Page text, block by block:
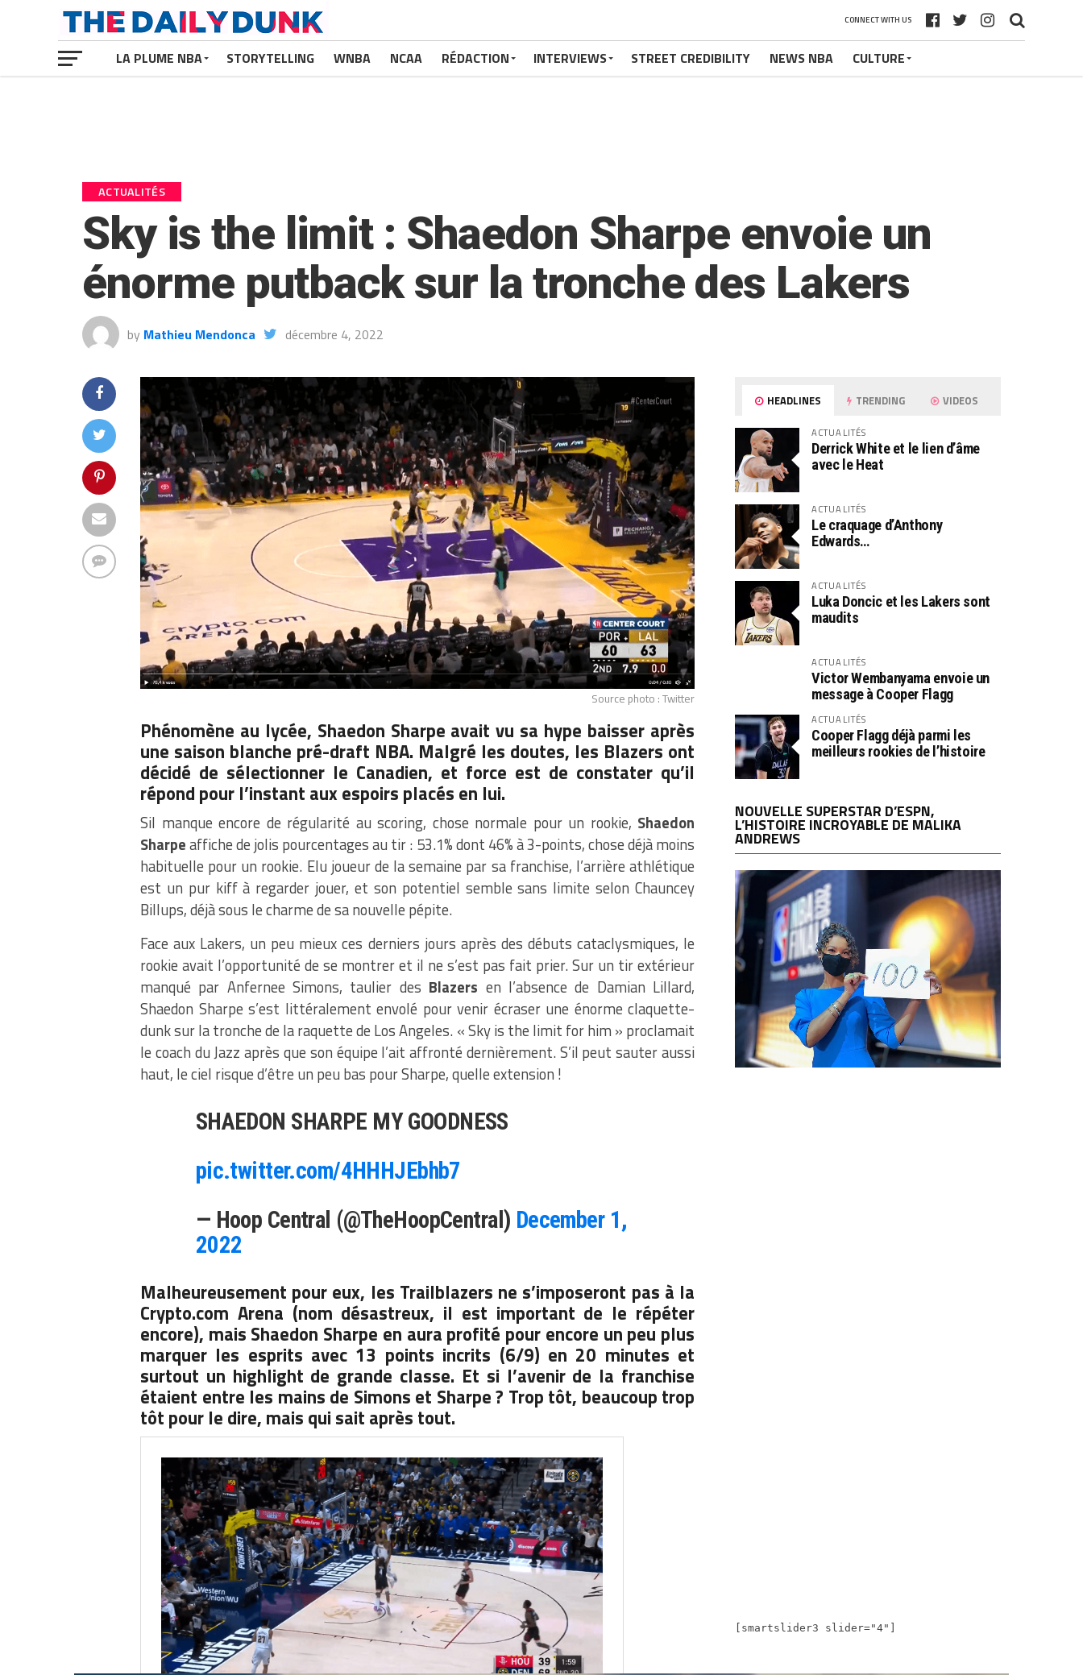
CONNECT WITH US
LA PLUME NBA STORYTELLING WNBA NCAA RÉDACTION INTERVIEWS STREET CREDIBILITY NEWS NBA CULTURE
ACTUALITÉS
Sky is the limit : Shaedon Sharpe envoie un
énorme putback sur la tronche des Lakers
by Mathieu Mendonca décembre 4, 2022
Source photo : Twitter
Phénomène au lycée, Shaedon Sharpe avait vu sa hype baisser après
une saison blanche pré-draft NBA. Malgré les doutes, les Blazers ont
décidé de sélectionner le Canadien, et force est de constater qu’il
répond pour l’instant aux espoirs placés en lui.
Sil manque encore de régularité au scoring, chose normale pour un rookie, Shaedon
Sharpeaffiche de jolis pourcentages au tir : 53.1% dont 46% à 3-points, chose déjà moins
habituelle pour un rookie. Elu joueur de la semaine par sa franchise, l’arrière athlétique
est un pur kiff à regarder jouer, et son potentiel semble sans limite selon Chauncey
Billups, déjà sous le charme de sa nouvelle pépite.
Face aux Lakers, un peu mieux ces derniers jours après des débuts cataclysmiques, le
rookie avait l’opportunité de se montrer et il ne s’est pas fait prier. Sur un tir extérieur
manqué par Anfernee Simons, taulier des Blazers en l’absence de Damian Lillard,
Shaedon Sharpe s’est littéralement envolé pour venir écraser une énorme claquette-
dunk sur la tronche de la raquette de Los Angeles. « Sky is the limit for him » proclamait
le coach du Jazz après que son équipe l’ait affronté dernièrement. S’il peut sauter aussi
haut, le ciel risque d’être un peu bas pour Sharpe, quelle extension !
SHAEDON SHARPE MY GOODNESS
pic.twitter.com/4HHHJEbhb7
— Hoop Central (@TheHoopCentral) December 1,
2022
Malheureusement pour eux, les Trailblazers ne s’imposeront pas à la
Crypto.com Arena (nom désastreux, il est important de le répéter
encore), mais Shaedon Sharpe en aura profité pour encore un peu plus
marquer les esprits avec 13 points incrits (6/9) en 20 minutes et
surtout un highlight de grande classe. Et si l’avenir de la franchise
étaient entre les mains de Simons et Sharpe ? Trop tôt, beaucoup trop
tôt pour le dire, mais qui sait après tout.
HEADLINES TRENDING VIDEOS
ACTUALITÉS
Derrick White et le lien d’âme
avec le Heat
ACTUALITÉS
Le craquage d’Anthony
Edwards…
ACTUALITÉS
Luka Doncic et les Lakers sont
maudits
ACTUALITÉS
Victor Wembanyama envoie un
message à Cooper Flagg
ACTUALITÉS
Cooper Flagg déjà parmi les
meilleurs rookies de l’histoire
NOUVELLE SUPERSTAR D’ESPN,
L’HISTOIRE INCROYABLE DE MALIKA
ANDREWS
[smartslider3 slider="4"]